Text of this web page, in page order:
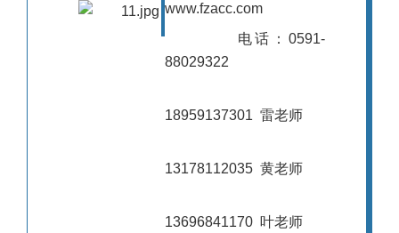
www.fzacc.com
电话：0591-
88029322
18959137301 雷老师
13178112035 黄老师
13696841170 叶老师